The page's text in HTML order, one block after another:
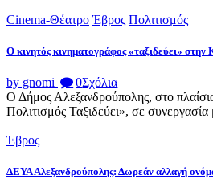
Cinema-Θέατρο Έβρος Πολιτισμός
Ο κινητός κινηματογράφος «ταξιδεύει» στην
by gnomi 0Σχόλια
Ο Δήμος Αλεξανδρούπολης, στο
Πολιτισμός Ταξιδεύει», σε συνεργασία
Έβρος
ΔΕΥΑ Αλεξανδρούπολης: Δωρεάν αλλαγή